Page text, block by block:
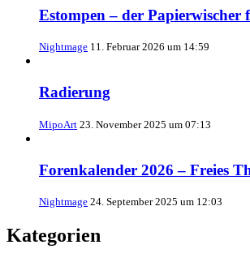
Estompen – der Papierwischer
Nightmage 11. Februar 2026 um 14:59
Radierung
MipoArt 23. November 2025 um 07:13
Forenkalender 2026 – Freies
Nightmage 24. September 2025 um 12:03
Kategorien